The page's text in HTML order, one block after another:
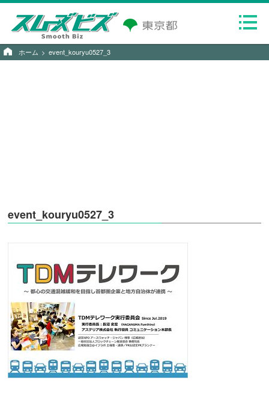
ホーム event_kouryu0527_3
event_kouryu0527_3